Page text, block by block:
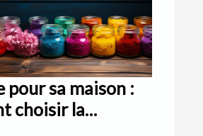
pour sa maison :
choisir la